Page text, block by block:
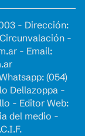
- Dirección:
-
- Email:
(054)
Dellazoppa -
- Editor Web:
del medio -